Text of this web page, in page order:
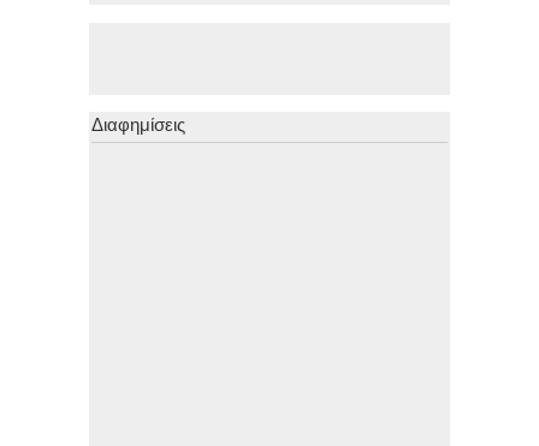
Διαφημίσεις